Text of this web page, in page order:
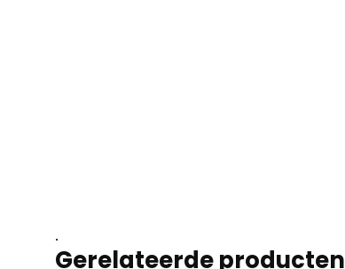
.
Gerelateerde producten